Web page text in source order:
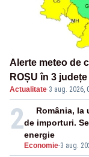
Alerte meteo de
ROȘU în 3 județe
Actualitate·3 aug. 2026,
2
Economie-3 aug.
România, la
de importuri.
energie